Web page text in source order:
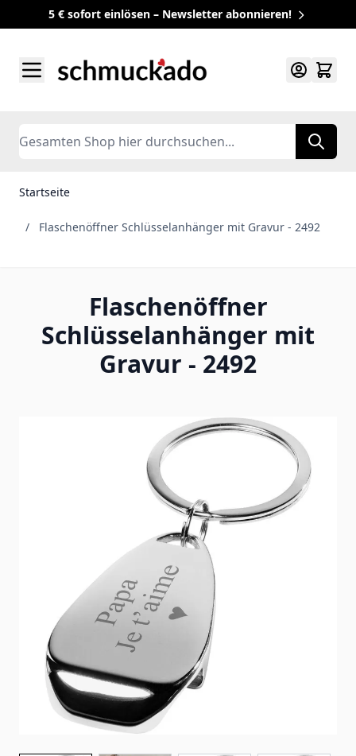
5 € sofort einlösen – Newsletter abonnieren!
Search
Startseite
/ Flaschenöffner Schlüsselanhänger mit Gravur - 2492
Flaschenöffner
Schlüsselanhänger mit
Gravur - 2492